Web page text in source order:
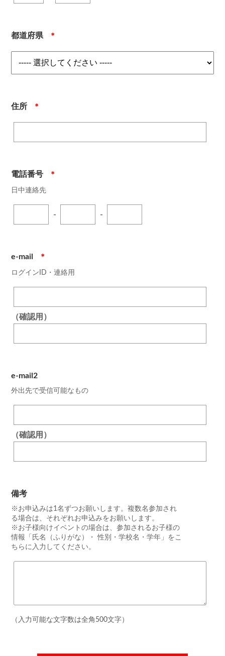
都道府県 ＊
住所 ＊
電話番号 ＊
日中連絡先
- -
e-mail ＊
ログインID・連絡用
（確認用）
e-mail2
外出先で受信可能なもの
（確認用）
備考
※お申込みは1名ずつお願いします。複数名参加され
る場合は、それぞれお申込みをお願いします。
※お子様向けイベントの場合は、参加されるお子様の
情報「氏名（ふりがな）・ 性別・学校名・学年」をこ
ちらに入力してください。
（入力可能な文字数は全角500文字）